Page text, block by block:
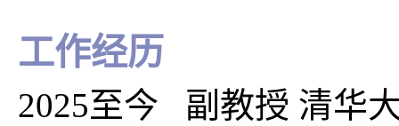
工作经历
2025至今 副教授 清华